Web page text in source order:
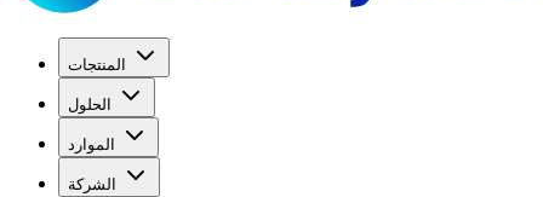
المنتجات
الحلول
الموارد
الشركة